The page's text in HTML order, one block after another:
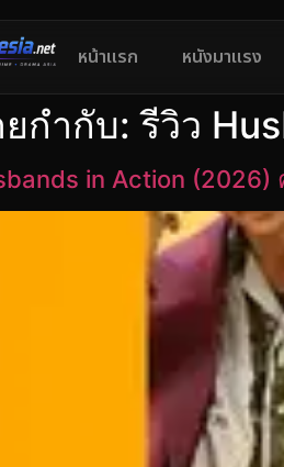
หน้าแรก หนังมาแรง
ยกำกับ:รีวิว
in Action